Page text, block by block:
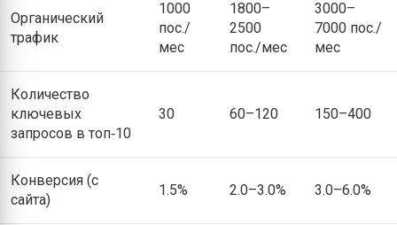
Органический
трафик
1000
пос./
мес
1800–
2500
пос./мес
3000–
7000 пос./
мес
Количество
ключевых
запросов в топ‑10
30 60–120 150–400
Конверсия (с
сайта)
1.5% 2.0–3.0% 3.0–6.0%